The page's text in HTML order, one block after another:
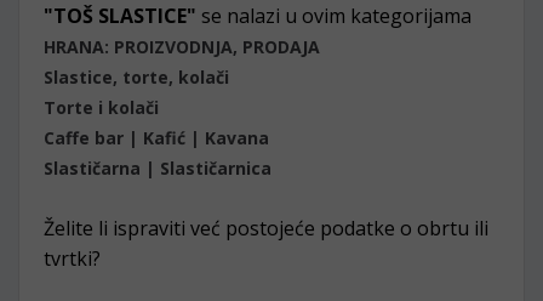
"TOŠ SLASTICE" se nalazi u ovim kategorijama
HRANA: PROIZVODNJA, PRODAJA
Slastice, torte, kolači
Torte i kolači
Caffe bar | Kafić | Kavana
Slastičarna | Slastičarnica
Želite li ispraviti već postojeće podatke o obrtu ili
tvrtki?